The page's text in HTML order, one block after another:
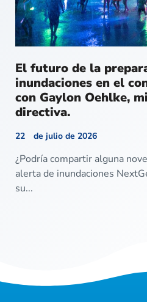
El futuro de la
inundaciones en el
con Gaylon Oehlke,
directiva.
22 de julio de 2026
¿Podría compartir alguna
alerta de inundaciones
su...